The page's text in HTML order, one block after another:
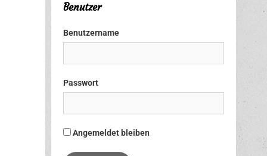
Benutzer
Benutzername
Passwort
Angemeldet bleiben